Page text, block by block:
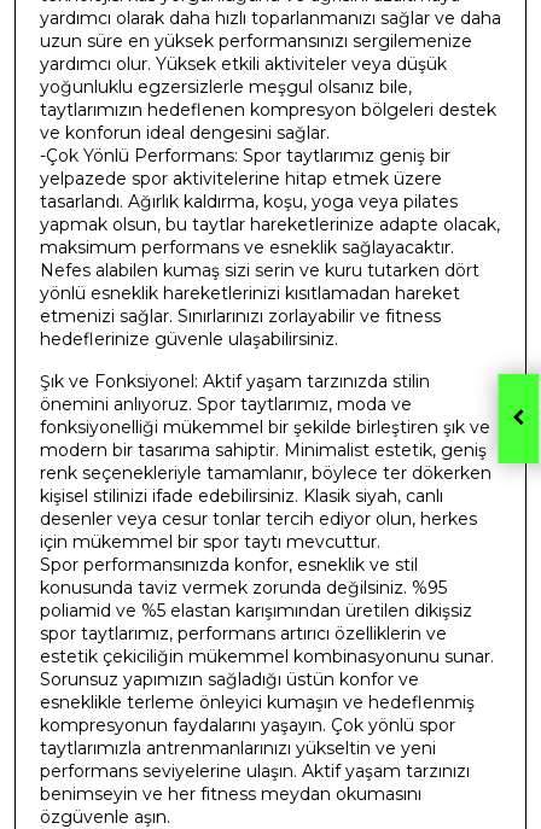
yardımcı olarak daha hızlı toparlanmanızı sağlar ve daha
uzun süre en yüksek performansınızı sergilemenize
yardımcı olur. Yüksek etkili aktiviteler veya düşük
yoğunluklu egzersizlerle meşgul olsanız bile,
taytlarımızın hedeflenen kompresyon bölgeleri destek
ve konforun ideal dengesini sağlar.
-Çok Yönlü Performans: Spor taytlarımız geniş bir
yelpazede spor aktivitelerine hitap etmek üzere
tasarlandı. Ağırlık kaldırma, koşu, yoga veya pilates
yapmak olsun, bu taytlar hareketlerinize adapte olacak,
maksimum performans ve esneklik sağlayacaktır.
Nefes alabilen kumaş sizi serin ve kuru tutarken dört
yönlü esneklik hareketlerinizi kısıtlamadan hareket
etmenizi sağlar. Sınırlarınızı zorlayabilir ve fitness
hedeflerinize güvenle ulaşabilirsiniz.
Şık ve Fonksiyonel: Aktif yaşam tarzınızda stilin
önemini anlıyoruz. Spor taytlarımız, moda ve
fonksiyonelliği mükemmel bir şekilde birleştiren şık ve
modern bir tasarıma sahiptir. Minimalist estetik, geniş
renk seçenekleriyle tamamlanır, böylece ter dökerken
kişisel stilinizi ifade edebilirsiniz. Klasik siyah, canlı
desenler veya cesur tonlar tercih ediyor olun, herkes
için mükemmel bir spor taytı mevcuttur.
Spor performansınızda konfor, esneklik ve stil
konusunda taviz vermek zorunda değilsiniz. %95
poliamid ve %5 elastan karışımından üretilen dikişsiz
spor taytlarımız, performans artırıcı özelliklerin ve
estetik çekiciliğin mükemmel kombinasyonunu sunar.
Sorunsuz yapımızın sağladığı üstün konfor ve
esneklikle terleme önleyici kumaşın ve hedeflenmiş
kompresyonun faydalarını yaşayın. Çok yönlü spor
taytlarımızla antrenmanlarınızı yükseltin ve yeni
performans seviyelerine ulaşın. Aktif yaşam tarzınızı
benimseyin ve her fitness meydan okumasını
özgüvenle aşın.